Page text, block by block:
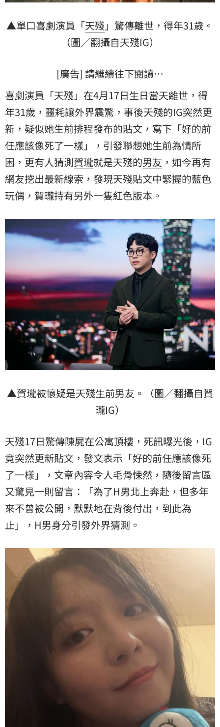
▲單口喜劇演員「天殘」驚傳離世，得年31歲。
（圖／翻攝自天殘IG）
[廣告] 請繼續往下閱讀…
喜劇演員「天殘」在4月17日生日當天離世，得
年31歲，噩耗讓外界震驚，事後天殘的IG突然更
新，疑似她生前排程發布的貼文，寫下「好的前
任應該像死了一樣」，引發聯想她生前為情所
困，更有人猜測賀瓏就是天殘的男友 ，如今再有
網友挖出最新線索，發現天殘貼文中緊握的藍色
玩偶 ，賀瓏持有另外一隻紅色版本。
▲賀瓏被懷疑是天殘生前男友。（圖／翻攝自賀
瓏IG）
天殘17日驚傳陳屍在公寓頂樓，死訊曝光後，IG
竟突然更新貼文，發文表示「好的前任應該像死
了一樣」，文章內容令人毛骨悚然，隨後留言區
又驚見一則留言：「為了H男北上奔赴，但多年
來不曾被公開，默默地在背後付出，到此為
止」，H男身分引發外界猜測。